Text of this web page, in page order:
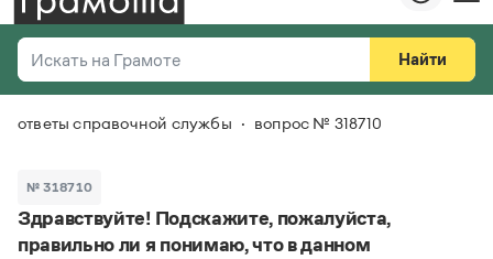
Искать на Грамоте
Справочная служба
Все вопросы
Найти
Везде
Поиск по всем разделам
Можно использовать знаки подстановки
? — для любого символа, включая пробелы и дефисы (
мпания,тер?а?а ,общественно?полезный)
ответы справочной службы вопрос № 318710
№ 318710
Здравствуйте! Подскажите, пожалуйста,
правильно ли я понимаю, что в данном